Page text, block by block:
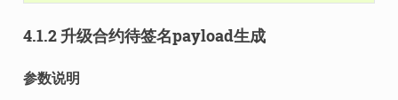
4.1.2 升级合约待签名payload生成
参数说明